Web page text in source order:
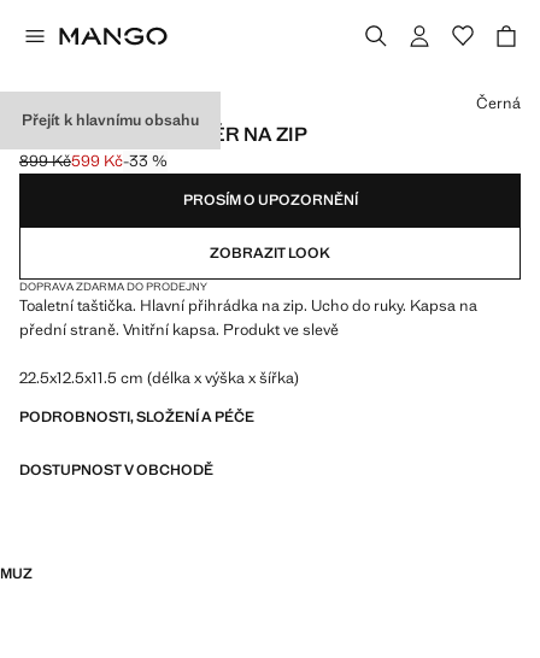
Přejít k hlavnímu obsahu
OBLÁZKOVÝ NECESÉR NA ZIP
Původní cena přeškrtnutá [899 Kč ]
899 Kč
Aktuální cena [599 Kč ]
599 Kč-33 %
Vyberte barvu
Černá
PROSÍM O UPOZORNĚNÍ
ZOBRAZIT LOOK
DOPRAVA ZDARMA DO PRODEJNY
Toaletní taštička. Hlavní přihrádka na zip. Ucho do ruky. Kapsa na
přední straně. Vnitřní kapsa. Produkt ve slevě
22.5x12.5x11.5 cm (délka x výška x šířka)
PODROBNOSTI, SLOŽENÍ A PÉČE
DOSTUPNOST V OBCHODĚ
MUZ